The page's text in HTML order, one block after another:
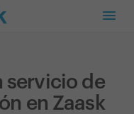
servicio de
en Zaask